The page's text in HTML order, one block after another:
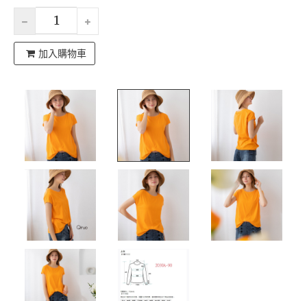
加入購物車